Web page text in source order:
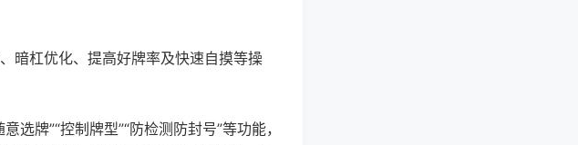
暗杠优化、提高好牌率及快速自摸等操
牌”“控制牌型”“防检测防封号”等功能，